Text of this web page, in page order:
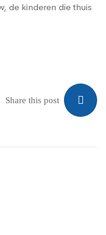
de kinderen die thuis
Share this post